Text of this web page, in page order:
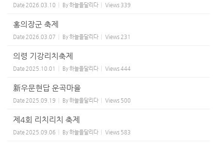
Date 2026.03.10 By하늘을달리다 Views 339
홍의장군 축제
Date 2026.03.07 By하늘을달리다 Views 231
의령 기강리치축제
Date 2025.10.01 By하늘을달리다 Views 444
新우문현답 운곡마을
Date 2025.09.19 By하늘을달리다 Views 500
제4회 리치리치 축제
Date 2025.09.06 By하늘을달리다 Views 583